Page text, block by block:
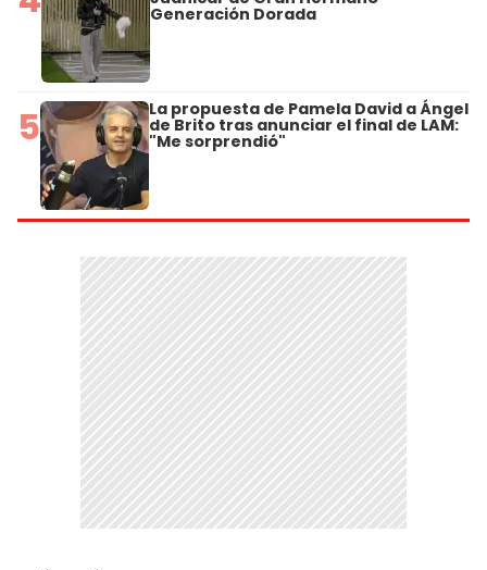
Generación Dorada
5 La propuesta de Pamela David a Ángel
de Brito tras anunciar el final de LAM:
"Me sorprendió"